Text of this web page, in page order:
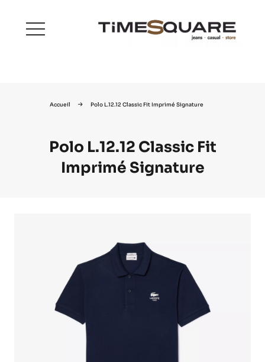
menu
Accueil Polo L.12.12 Classic Fit Imprimé Signature
Polo L.12.12 Classic Fit
Imprimé Signature